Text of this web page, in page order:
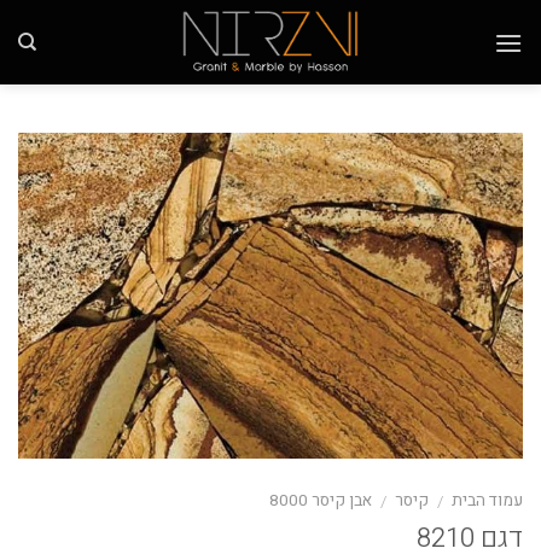
עמוד הבית / קיסר / אבן קיסר 8000
דגם 8210